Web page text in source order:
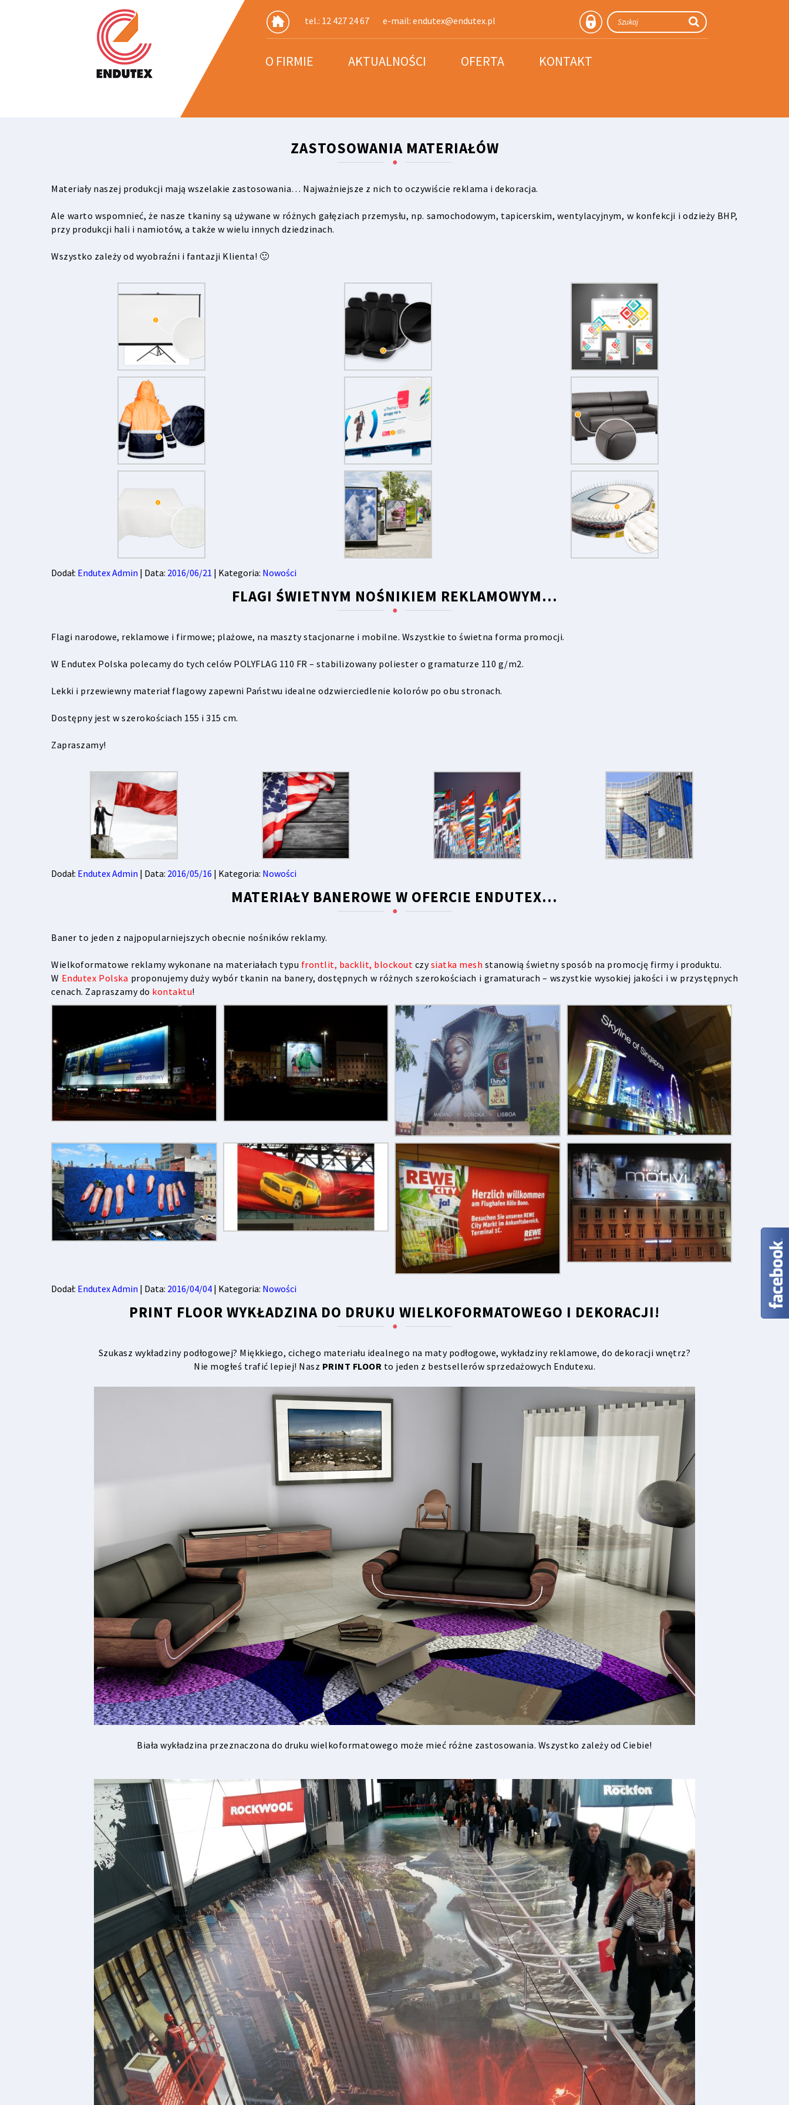
tel.: 12 427 24 67 e-mail: endutex@endutex.pl
O FIRMIE AKTUALNOŚCI OFERTA KONTAKT
ZASTOSOWANIA MATERIAŁÓW
Materiały naszej produkcji mają wszelakie zastosowania… Najważniejsze z nich to oczywiście reklama i dekoracja.
Ale warto wspomnieć, że nasze tkaniny są używane w różnych gałęziach przemysłu, np. samochodowym, tapicerskim, wentylacyjnym, w konfekcji i odzieży BHP,
przy produkcji hali i namiotów, a także w wielu innych dziedzinach.
Wszystko zależy od wyobraźni i fantazji Klienta! 🙂
Dodał: Endutex Admin | Data: 2016/06/21 | Kategoria: Nowości
FLAGI ŚWIETNYM NOŚNIKIEM REKLAMOWYM…
Flagi narodowe, reklamowe i firmowe; plażowe, na maszty stacjonarne i mobilne. Wszystkie to świetna forma promocji.
W Endutex Polska polecamy do tych celów POLYFLAG 110 FR – stabilizowany poliester o gramaturze 110 g/m2.
Lekki i przewiewny materiał flagowy zapewni Państwu idealne odzwierciedlenie kolorów po obu stronach.
Dostępny jest w szerokościach 155 i 315 cm.
Zapraszamy!
Dodał: Endutex Admin | Data: 2016/05/16 | Kategoria: Nowości
MATERIAŁY BANEROWE W OFERCIE ENDUTEX…
Baner to jeden z najpopularniejszych obecnie nośników reklamy.
Wielkoformatowe reklamy wykonane na materiałach typu frontlit, backlit, blockout czy siatka mesh stanowią świetny sposób na promocję firmy i produktu.
W Endutex Polska proponujemy duży wybór tkanin na banery, dostępnych w różnych szerokościach i gramaturach – wszystkie wysokiej jakości i w przystępnych
cenach. Zapraszamy do kontaktu!
Dodał: Endutex Admin | Data: 2016/04/04 | Kategoria: Nowości
PRINT FLOOR WYKŁADZINA DO DRUKU WIELKOFORMATOWEGO I DEKORACJI!
Szukasz wykładziny podłogowej? Miękkiego, cichego materiału idealnego na maty podłogowe, wykładziny reklamowe, do dekoracji wnętrz?
Nie mogłeś trafić lepiej! Nasz PRINT FLOOR to jeden z bestsellerów sprzedażowych Endutexu.
Biała wykładzina przeznaczona do druku wielkoformatowego może mieć różne zastosowania. Wszystko zależy od Ciebie!